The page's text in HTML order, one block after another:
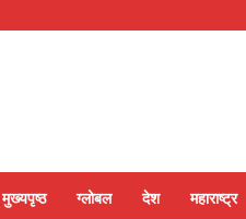
मुख्यपृष्ठ ग्लोबल देश महाराष्ट्र